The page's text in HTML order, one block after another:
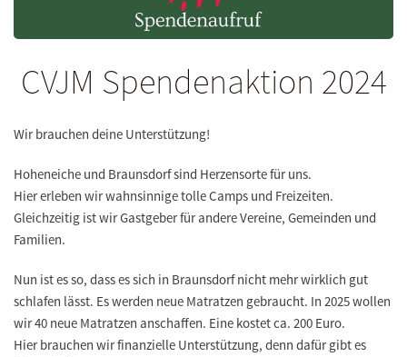
CVJM Spendenaktion 2024
Wir brauchen deine Unterstützung!
Hoheneiche und Braunsdorf sind Herzensorte für uns.
Hier erleben wir wahnsinnige tolle Camps und Freizeiten.
Gleichzeitig ist wir Gastgeber für andere Vereine, Gemeinden und
Familien.
Nun ist es so, dass es sich in Braunsdorf nicht mehr wirklich gut
schlafen lässt. Es werden neue Matratzen gebraucht. In 2025 wollen
wir 40 neue Matratzen anschaffen. Eine kostet ca. 200 Euro.
Hier brauchen wir finanzielle Unterstützung, denn dafür gibt es